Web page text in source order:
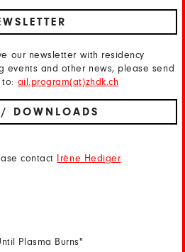
our newsletter with residency
events and other news, please send
to: ail.program(at)zhdk.ch
DOWNLOADS
contact
Irène Hediger
Plasma Burns"